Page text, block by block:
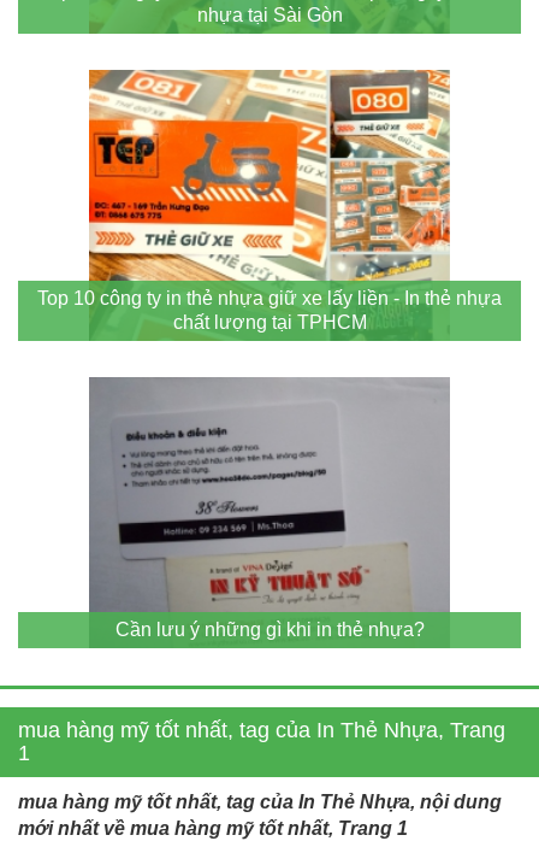
nhựa tại Sài Gòn
Top 10 công ty in thẻ nhựa giữ xe lấy liền - In thẻ nhựa
chất lượng tại TPHCM
Cần lưu ý những gì khi in thẻ nhựa?
mua hàng mỹ tốt nhất, tag của In Thẻ Nhựa, Trang
1
mua hàng mỹ tốt nhất, tag của In Thẻ Nhựa, nội dung
mới nhất về mua hàng mỹ tốt nhất, Trang 1